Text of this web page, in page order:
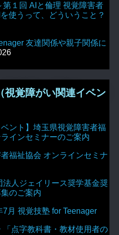
第１回 AIと倫理 視覚障害者
使うって、どういうこと？
友達関係や親子関係に
覚障がい関連イベン
ベント】埼玉県視覚障害者福
インセミナーのご案内
福祉協会 オンラインセミナ
法人ジェイリース奨学基金奨
のご案内
月 視覚技塾 for Teenager
「点字教科書・教材使用者の